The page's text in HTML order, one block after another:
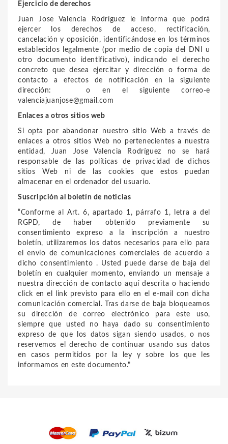
Ejercicio de derechos
Juan Jose Valencia Rodríguez le informa que podrá
ejercer los derechos de acceso, rectificación,
cancelación y oposición, identificándose en los términos
establecidos legalmente (por medio de copia del DNI u
otro documento identificativo), indicando el derecho
concreto que desea ejercitar y dirección o forma de
contacto a efectos de notificación en la siguiente
dirección: o en el siguiente correo-e
valenciajuanjose@gmail.com
Enlaces a otros sitios web
Si opta por abandonar nuestro sitio Web a través de
enlaces a otros sitios Web no pertenecientes a nuestra
entidad, Juan Jose Valencia Rodríguez no se hará
responsable de las políticas de privacidad de dichos
sitios Web ni de las cookies que estos puedan
almacenar en el ordenador del usuario.
Suscripción al boletín de noticias
“Conforme al Art. 6, apartado 1, párrafo 1, letra a del
RGPD, de haber obtenido previamente su
consentimiento expreso a la inscripción a nuestro
boletín, utilizaremos los datos necesarios para ello para
el envío de comunicaciones comerciales de acuerdo a
dicho consentimiento . Usted puede darse de baja del
boletín en cualquier momento, enviando un mensaje a
nuestra dirección de contacto aquí descrita o haciendo
click en el link previsto para ello en el e-mail con dicha
comunicación comercial. Tras darse de baja bloqueamos
su dirección de correo electrónico para este uso,
siempre que usted no haya dado su consentimiento
expreso de que los datos sigan siendo usados, o nos
reservemos el derecho de continuar usando sus datos
en casos permitidos por la ley y sobre los que les
informamos en este documento."